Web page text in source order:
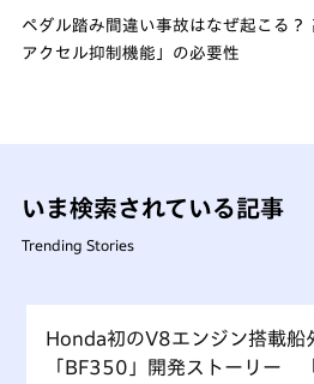
ペダル踏み間違い事故はなぜ起こる？
アクセル抑制機能」の必要性
いま検索されている記事
Trending Stories
Honda初のV8エンジン搭載船
「BF350」開発ストーリー